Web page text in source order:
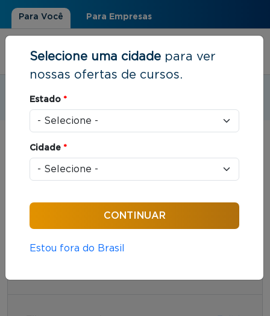
Para Você Para Empresas
Estudar em:Fortaleza, CE
Você está aqui
Foram encontrados: 145 cursos
Selecione uma cidade para ver
nossas ofertas de cursos.
Estado *
Cidade *
Estou fora do Brasil